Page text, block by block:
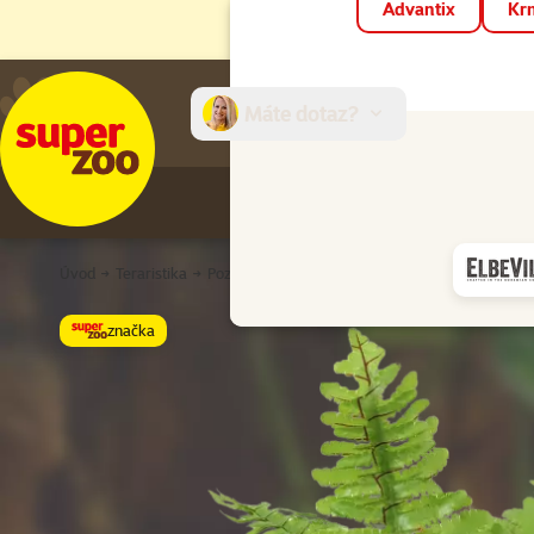
Advantix
Teraristika Umělé terarijní rostliny
značka